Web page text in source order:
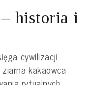
historia i
cywilizacji
kakaowca